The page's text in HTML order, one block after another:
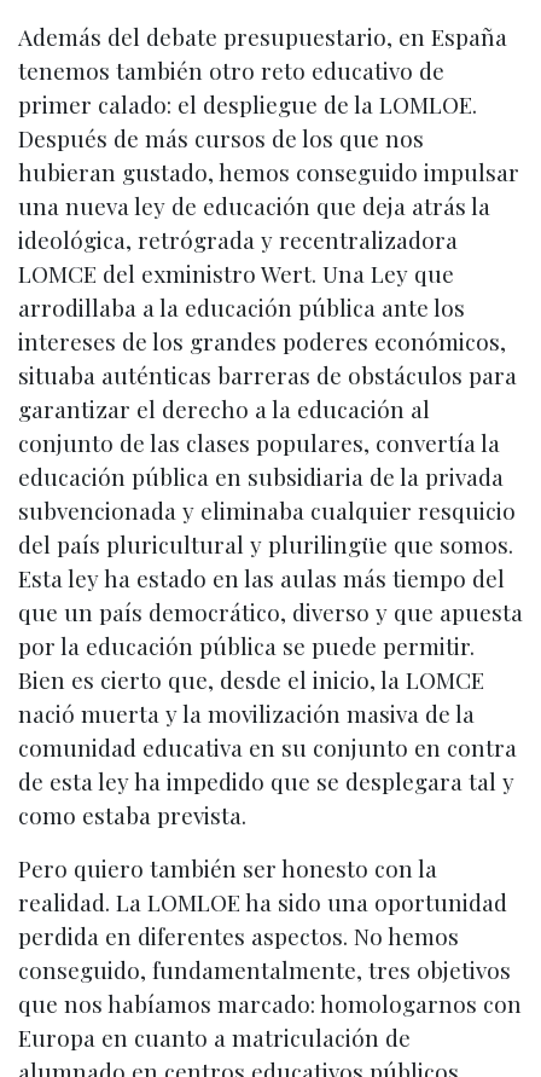
Además del debate presupuestario, en España
tenemos también otro reto educativo de
primer calado: el despliegue de la LOMLOE.
Después de más cursos de los que nos
hubieran gustado, hemos conseguido impulsar
una nueva ley de educación que deja atrás la
ideológica, retrógrada y recentralizadora
LOMCE del exministro Wert. Una Ley que
arrodillaba a la educación pública ante los
intereses de los grandes poderes económicos,
situaba auténticas barreras de obstáculos para
garantizar el derecho a la educación al
conjunto de las clases populares, convertía la
educación pública en subsidiaria de la privada
subvencionada y eliminaba cualquier resquicio
del país pluricultural y plurilingüe que somos.
Esta ley ha estado en las aulas más tiempo del
que un país democrático, diverso y que apuesta
por la educación pública se puede permitir.
Bien es cierto que, desde el inicio, la LOMCE
nació muerta y la movilización masiva de la
comunidad educativa en su conjunto en contra
de esta ley ha impedido que se desplegara tal y
como estaba prevista.
Pero quiero también ser honesto con la
realidad. La LOMLOE ha sido una oportunidad
perdida en diferentes aspectos. No hemos
conseguido, fundamentalmente, tres objetivos
que nos habíamos marcado: homologarnos con
Europa en cuanto a matriculación de